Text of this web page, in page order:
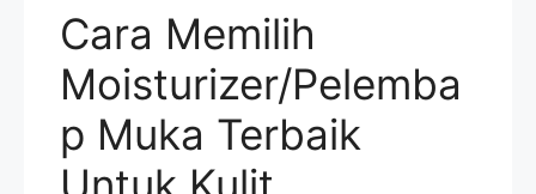
Cara Memilih
Moisturizer/Pelemba
p Muka Terbaik